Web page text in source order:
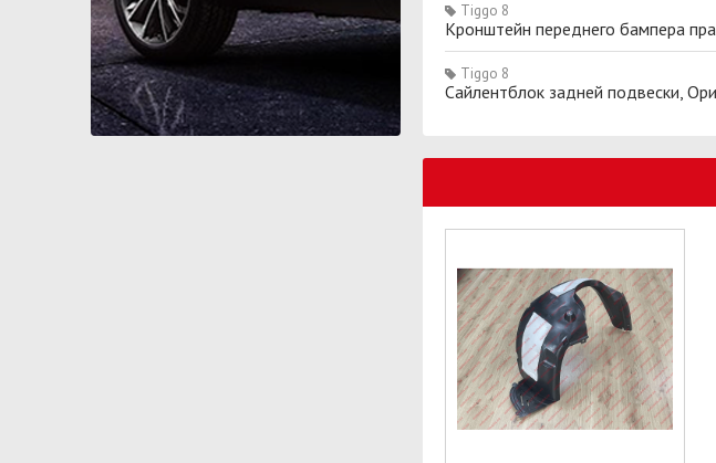
Tiggo 8
Кронштейн переднего бампера
Tiggo 8
Сайлентблок задней подвески,